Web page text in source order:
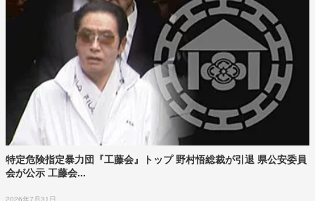
特定危険指定暴力団『工藤会』トップ 野村悟総裁が引退 県公安委員
会が公示 工藤会...
2026年7月31日